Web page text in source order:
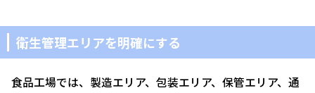
衛生管理エリアを明確にする
食品工場では、製造エリア、包装エリア、保管エリア、通